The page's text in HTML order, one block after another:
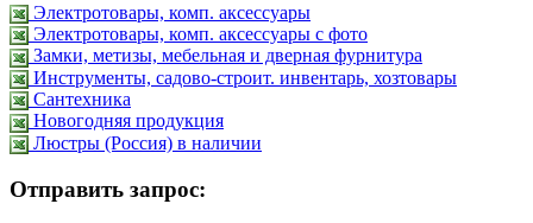
Электротовары, комп. аксессуары
Электротовары, комп. аксессуары с фото
Замки, метизы, мебельная и дверная фурнитура
Инструменты, садово-строит. инвентарь, хозтовары
Сантехника
Новогодняя продукция
Люстры (Россия) в наличии
Отправить запрос: